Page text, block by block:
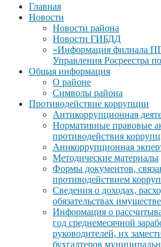
Главная
Новости
Новости района
Новости ГИБДД
«Информация филиала
Управления Росреестра
Общая информация
О районе
Символы района
Противодействие коррупции
Антикоррупционная
Нормативные правовые
противодействия
Аникоррупционная
Методические материалы
Формы документов,
противодействием
Сведения о доходах,
обязательствах
Информация о
год среднемесячной
руководителей, их
бухгалтеров